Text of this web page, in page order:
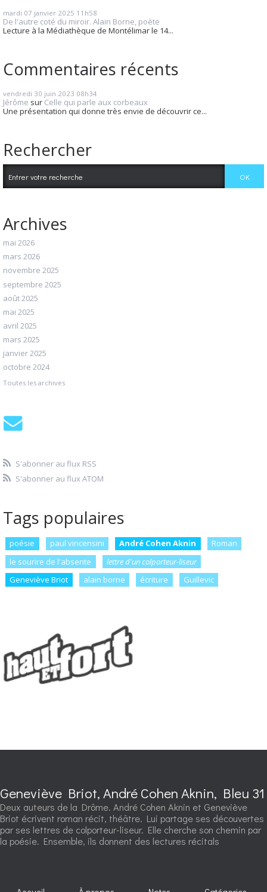
mardi 07 janvier 2025 11h58
De l'autre coté du miroir. Alain Borne, poète
Lecture à la Médiathèque de Montélimar le 14...
Commentaires récents
vendredi 30 juin 2023 08h34
Jérôme sur Celle qui parle aux corbeaux
Une présentation qui donne très envie de découvrir ce...
Rechercher
Archives
mai 2026
mars 2026
novembre 2025
septembre 2025
août 2025
mai 2025
avril 2025
mars 2025
janvier 2025
octobre 2024
Toutes les archives
S'abonner au flux RSS
S'abonner au flux ATOM
Tags populaires
poésie paul vincensini André Cohen Aknin
Roman
le sourire de l'absente
lettre d'un colporteur-liseur
Geneviève Briot
alain borne écriture Guillevic
Geneviève Briot, André Cohen Aknin, Bleu 31
Deux auteurs de la Drôme. André Cohen Aknin et Geneviève
Briot écrivent roman récit, théâtre. Lui partage ses découvertes
par ses lettres de colporteur-liseur. Elle cherche son chemin par
la poésie. Ensemble, ils donnent des lectures récitals